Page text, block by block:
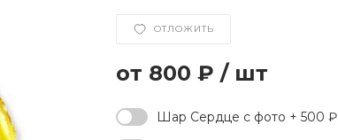
ОТЛОЖИТЬ
800 ₽ / шт
Шар Сердце с фото + 500 ₽